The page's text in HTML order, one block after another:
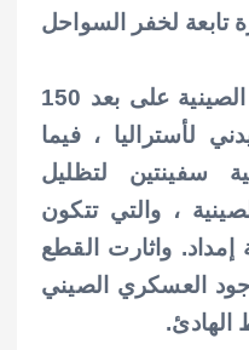
طائرة تابعة لخفر السواحل
وشوهدت السفن الحربية الصينية على بعد 150
لأستراليا ، فيما
سفينتين لتظليل
، والتي تتكون
واثارت القطع
العسكري الصيني
الهادئ.